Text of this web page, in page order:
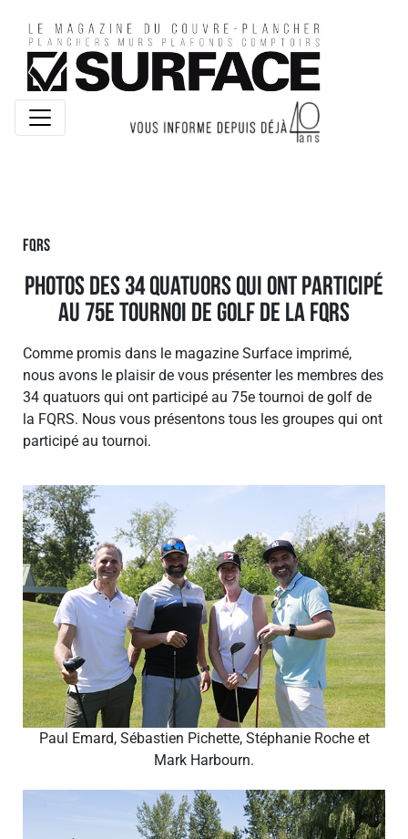
FQRS
photos des 34 quatuors qui ont participé
au 75e tournoi de golf de la FQRS
Comme promis dans le magazine Surface imprimé,
nous avons le plaisir de vous présenter les membres des
34 quatuors qui ont participé au 75e tournoi de golf de
la FQRS. Nous vous présentons tous les groupes qui ont
participé au tournoi.
Paul Emard, Sébastien Pichette, Stéphanie Roche et
Mark Harbourn.